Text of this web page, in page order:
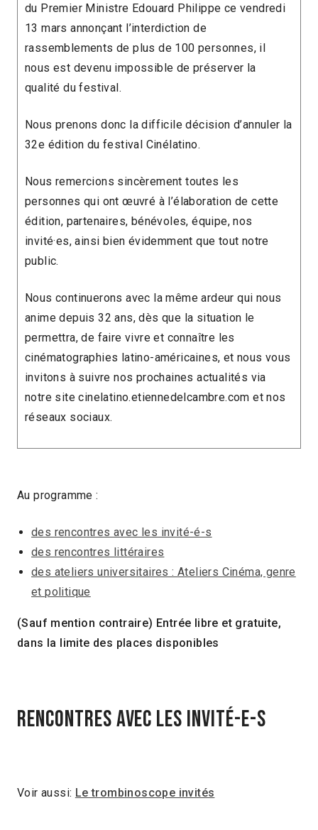
du Premier Ministre Edouard Philippe ce vendredi
13 mars annonçant l’interdiction de
rassemblements de plus de 100 personnes, il
nous est devenu impossible de préserver la
qualité du festival.
Nous prenons donc la difficile décision d’annuler la
32e édition du festival Cinélatino.
Nous remercions sincèrement toutes les
personnes qui ont œuvré à l’élaboration de cette
édition, partenaires, bénévoles, équipe, nos
invité·es, ainsi bien évidemment que tout notre
public.
Nous continuerons avec la même ardeur qui nous
anime depuis 32 ans, dès que la situation le
permettra, de faire vivre et connaître les
cinématographies latino-américaines, et nous vous
invitons à suivre nos prochaines actualités via
notre site cinelatino.etiennedelcambre.com et nos
réseaux sociaux.
Au programme :
des rencontres avec les invité-é-s
des rencontres littéraires
des ateliers universitaires : Ateliers Cinéma, genre
et politique
(Sauf mention contraire) Entrée libre et gratuite,
dans la limite des places disponibles
Rencontres avec les invité-e-s
Voir aussi: Le trombinoscope invités